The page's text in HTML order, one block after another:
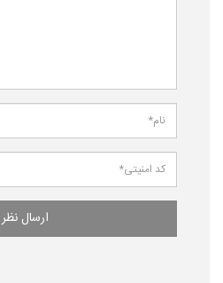
ارسال نظر